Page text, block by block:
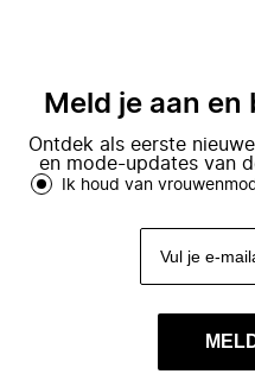
Meld je aan
Ontdek als eerste
en mode-updates van
Ik houd van